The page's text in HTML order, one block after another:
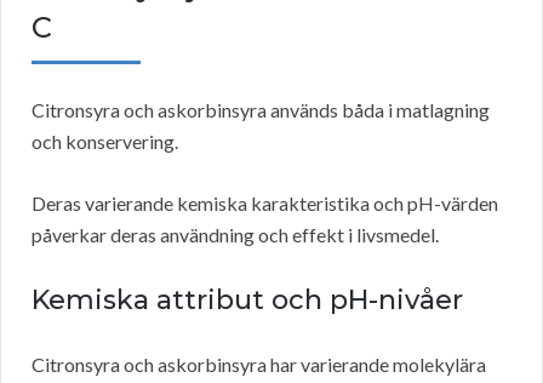
C
Citronsyra och askorbinsyra används båda i matlagning
och konservering.
Deras varierande kemiska karakteristika och pH-värden
påverkar deras användning och effekt i livsmedel.
Kemiska attribut och pH-nivåer
Citronsyra och askorbinsyra har varierande molekylära